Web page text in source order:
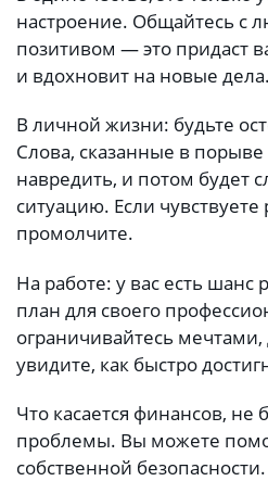
настроение. Общайтесь с
позитивом — это придаст
и вдохновит на новые дела.
В личной жизни: будьте
Слова, сказанные в порыве
навредить, и потом будет
ситуацию. Если
промолчите.
На работе: у вас есть шанс
план для своего
ограничивайтесь
увидите, как быстро
Что касается финансов, не
проблемы. Вы можете
собственной